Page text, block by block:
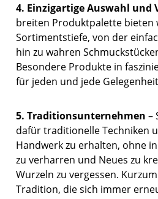
4. Einzigartige Auswahl und
breiten Produktpalette bieten
Sortimentstiefe, von der
hin zu wahren
Besondere Produkte in
für jeden und jede
5. Traditionsunternehmen –
dafür traditionelle Techniken
Handwerk zu erhalten, ohne
zu verharren und Neues zu
Wurzeln zu vergessen.
Tradition, die sich immer